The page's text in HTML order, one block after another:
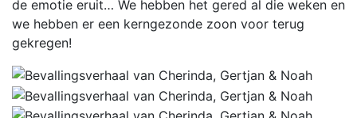
de emotie eruit… We hebben het gered al die weken en
we hebben er een kerngezonde zoon voor terug
gekregen!